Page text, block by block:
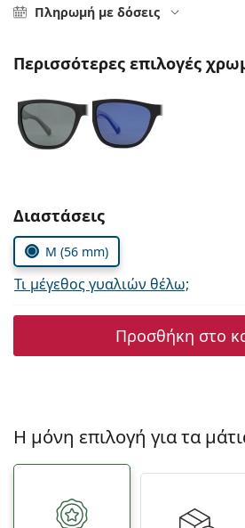
Persol
Πληρωμή με δόσεις
Περισσότερες επιλογές
Συμπληρώστε τις
Διαστάσεις
M (56 mm)
Τι μέγεθος γυαλιών θέλω;
Προσθήκη στο
Η μόνη επιλογή για τα